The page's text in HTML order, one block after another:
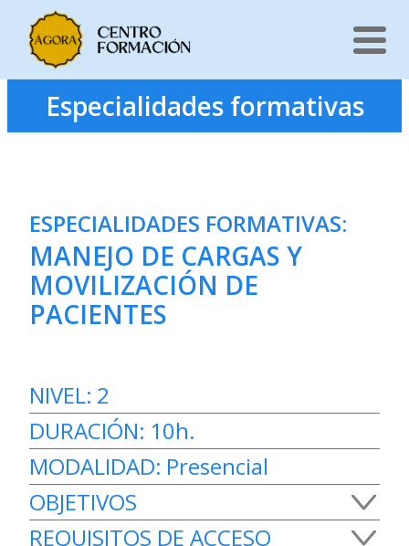
SaltarEspecialidades formativas
ESPECIALIDADES FORMATIVAS:
MANEJO DE CARGAS Y
MOVILIZACIÓN DE
PACIENTES
NIVEL: 2
DURACIÓN: 10h.
MODALIDAD: Presencial
OBJETIVOS
REQUISITOS DE ACCESO